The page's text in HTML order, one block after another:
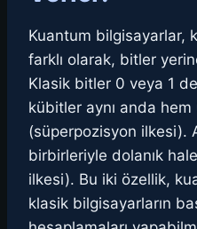
Kuantum bilgisayarlar,
farklı olarak, bitler
Klasik bitler 0 veya 1
kübitler aynı anda
(süperpozisyon ilkesi).
birbirleriyle dolanık
ilkesi). Bu iki özellik,
klasik bilgisayarların